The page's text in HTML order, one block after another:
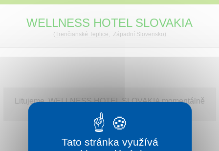
Slevy a Last Minute
WELLNESS HOTEL SLOVAKIA
(Trenčianské Teplice, Západní Slovensko)
Litujeme, WELLNESS HOTEL SLOVAKIA momentálně
není v naší nabídce.
Tato stránka využívá